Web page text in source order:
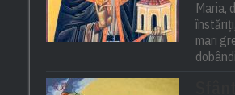
Maria,
mari